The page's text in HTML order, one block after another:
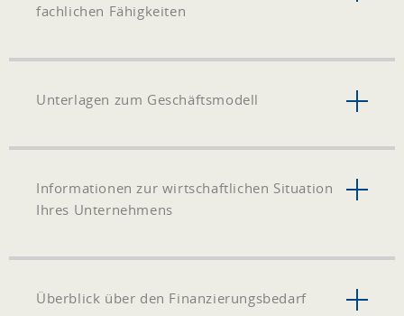
fachlichen Fähigkeiten
Unterlagen zum Geschäftsmodell
Informationen zur wirtschaftlichen Situation
Ihres Unternehmens
Überblick über den Finanzierungsbedarf